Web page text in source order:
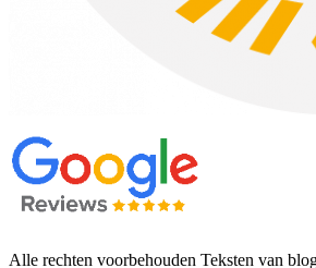
Alle rechten voorbehouden Teksten van